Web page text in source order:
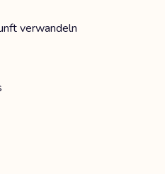
verwandeln